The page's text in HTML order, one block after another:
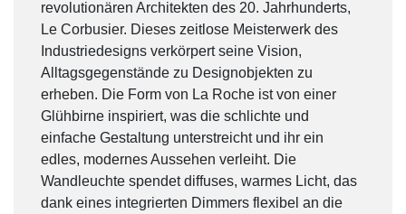
revolutionären Architekten des 20. Jahrhunderts,
Le Corbusier. Dieses zeitlose Meisterwerk des
Industriedesigns verkörpert seine Vision,
Alltagsgegenstände zu Designobjekten zu
erheben. Die Form von La Roche ist von einer
Glühbirne inspiriert, was die schlichte und
einfache Gestaltung unterstreicht und ihr ein
edles, modernes Aussehen verleiht. Die
Wandleuchte spendet diffuses, warmes Licht, das
dank eines integrierten Dimmers flexibel an die